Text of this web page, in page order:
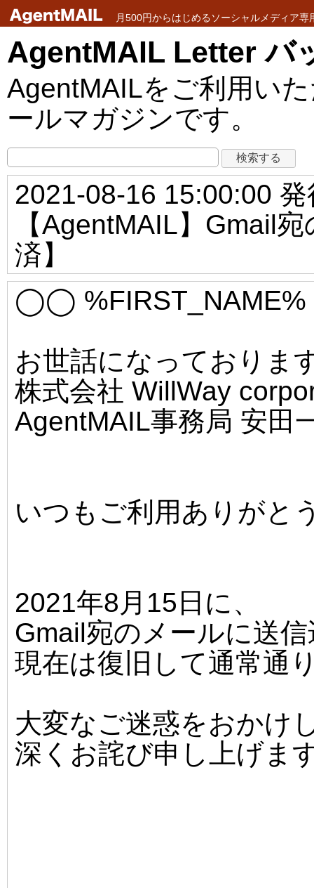
月500円からはじめるソーシャルメディア
AgentMAIL Letter バ
AgentMAILをご利用い
ールマガジンです。
2021-08-16 15:00:00 発
【AgentMAIL】Gmail
済】
◯◯ %FIRST_NAME%
お世話になっておりま
株式会社 WillWay
AgentMAIL事務局 安田
いつもご利用ありがと
2021年8月15日に、
Gmail宛のメールに送
現在は復旧して通常通
大変なご迷惑をおかけ
深くお詫び申し上げま